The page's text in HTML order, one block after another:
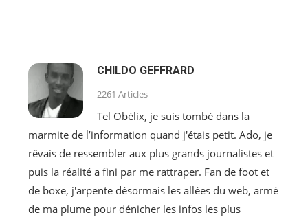
CHILDO GEFFRARD
2261 Articles
Tel Obélix, je suis tombé dans la
marmite de l’information quand j'étais petit. Ado, je
rêvais de ressembler aux plus grands journalistes et
puis la réalité a fini par me rattraper. Fan de foot et
de boxe, j'arpente désormais les allées du web, armé
de ma plume pour dénicher les infos les plus